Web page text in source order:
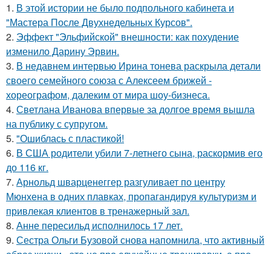
1. В этой истории не было подпольного кабинета и
"Мастера После Двухнедельных Курсов".
2. Эффект "Эльфийской" внешности: как похудение
изменило Дарину Эрвин.
3. В недавнем интервью Ирина тонева раскрыла детали
своего семейного союза с Алексеем брижей -
хореографом, далеким от мира шоу-бизнеса.
4. Светлана Иванова впервые за долгое время вышла
на публику с супругом.
5. "Ошиблась с пластикой!
6. В США родители убили 7-летнего сына, раскормив его
до 116 кг.
7. Арнольд шварценеггер разгуливает по центру
Мюнхена в одних плавках, пропагандируя культуризм и
привлекая клиентов в тренажерный зал.
8. Анне пересильд исполнилось 17 лет.
9. Сестра Ольги Бузовой снова напомнила, что активный